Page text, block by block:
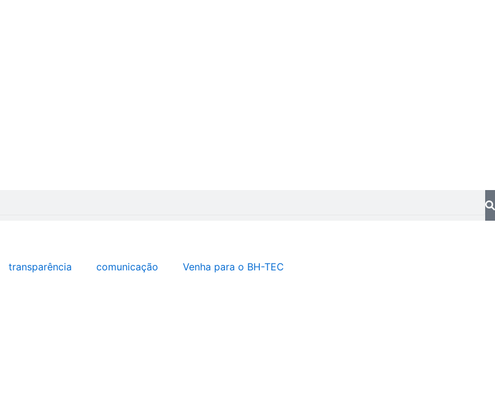
transparência comunicação Venha para o BH-TEC